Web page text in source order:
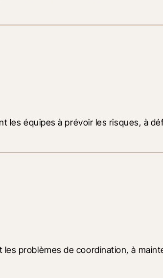
les équipes à prévoir les risques, à
problèmes de coordination, à